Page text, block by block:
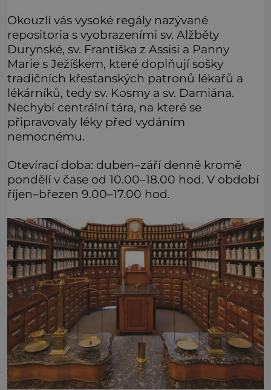
Okouzlí vás vysoké regály nazývané
repositoria s vyobrazeními sv. Alžběty
Durynské, sv. Františka z Assisi a Panny
Marie s Ježíškem, které doplňují sošky
tradičních křesťanských patronů lékařů a
lékárníků, tedy sv. Kosmy a sv. Damiána.
Nechybí centrální tára, na které se
připravovaly léky před vydáním
nemocnému.
Otevírací doba: duben–září denně kromě
pondělí v čase od 10.00–18.00 hod. V období
říjen–březen 9.00–17.00 hod.